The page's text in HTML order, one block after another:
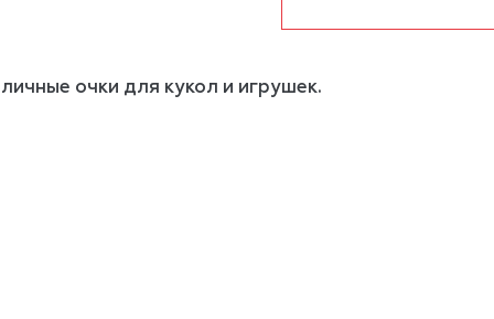
очки для кукол и игрушек.